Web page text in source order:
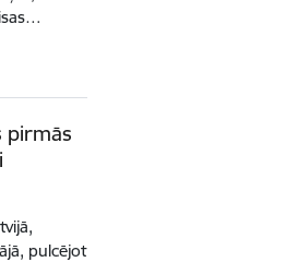
pirmās
pulcējot